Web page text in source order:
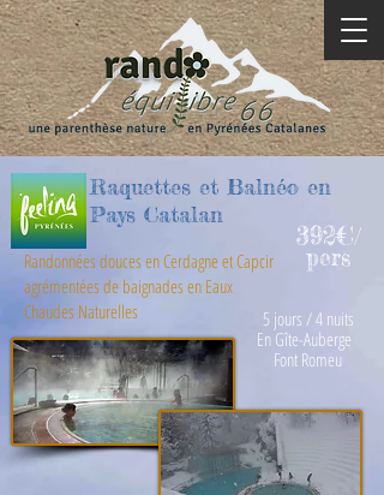
Raquettes et Balnéo en
Pays Catalan
Randonnées douces en Cerdagne et Capcir
agrémentées de baignades en Eaux
Chaudes Naturelles
5 jours / 4 nuits
En Gîte-Auberge
Font Romeu
392€/
pers